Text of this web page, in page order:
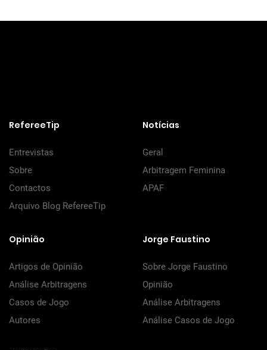
RefereeTip
Entrevistas
Sobre
Contactos
Arquivo Blog RefereeTip
Notícias
Geral
Arbitragem Feminina
APAF
Opinião
Artigos de Opinião
Análise Arbitragens
Casos de Jogo
Autores
Jorge Faustino
Sobre Jorge Faustino
Opinião
Análise Arbitragens
Análise Casos de Jogo